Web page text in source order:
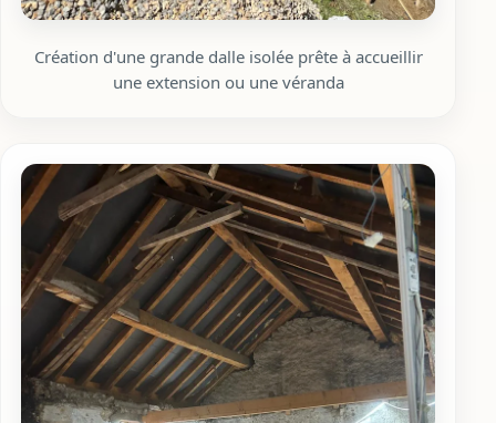
Création d'une grande dalle isolée prête à accueillir
une extension ou une véranda